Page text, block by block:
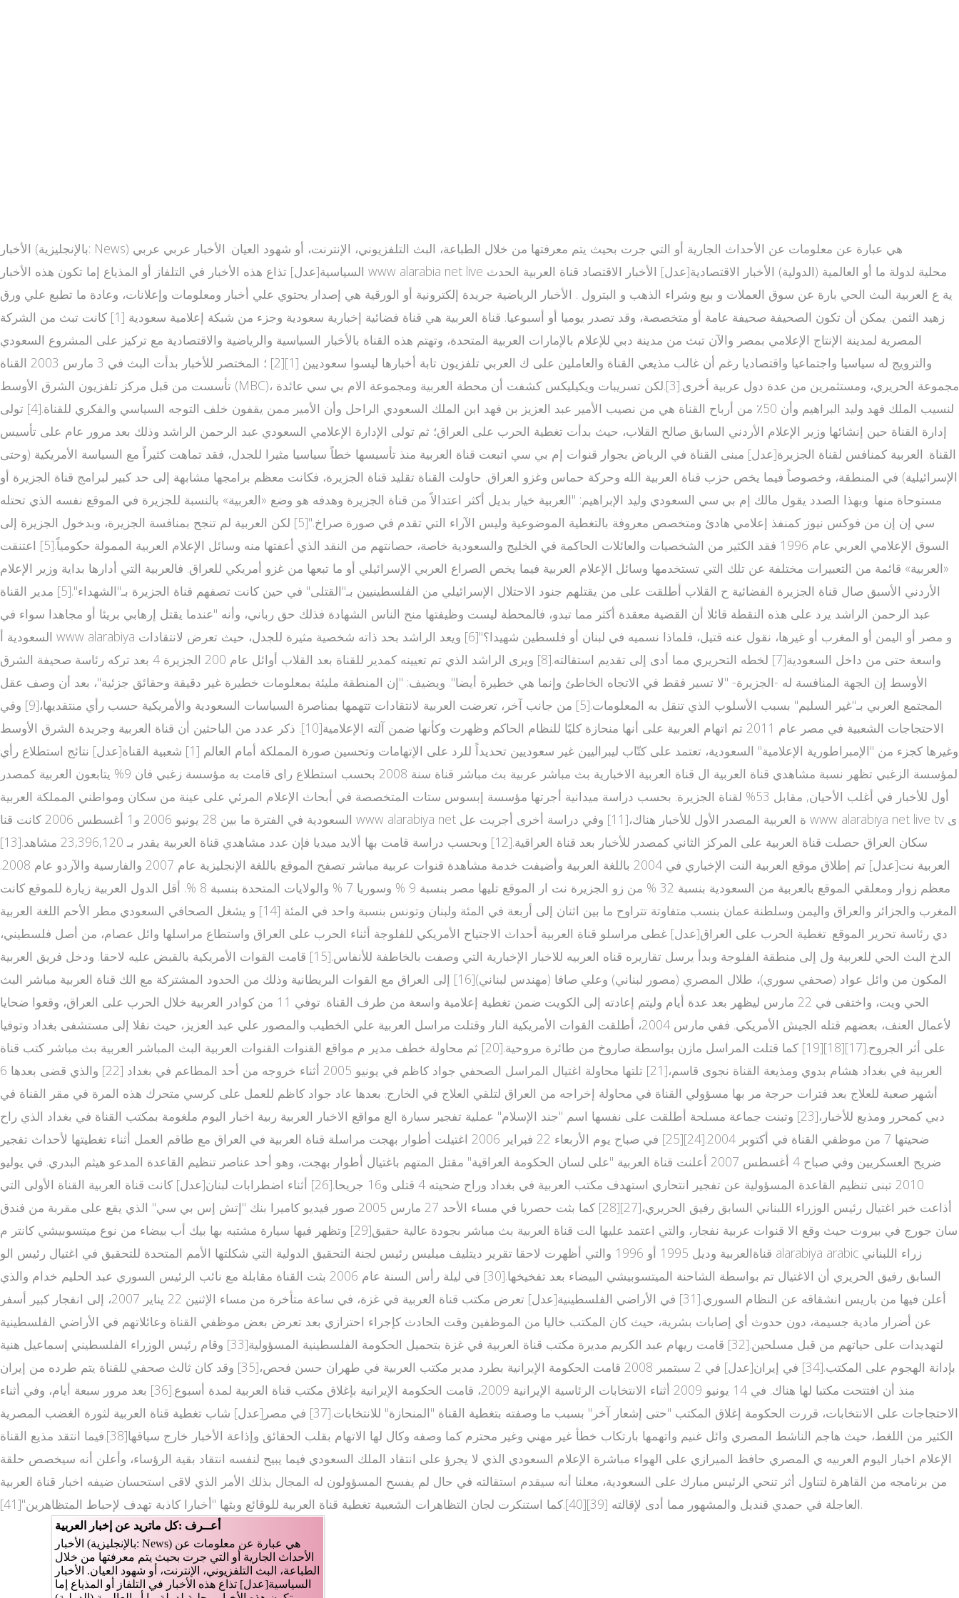
الأخبار (بالإنجليزية: News) هي عبارة عن معلومات عن الأحداث الجارية أو التي جرت بحيث يتم معرفتها من خلال الطباعة، البث التلفزيوني، الإنترنت، أو شهود العيان. الأخبار عربي عربي
السياسية[عدل] تذاع هذه الأخبار في التلفاز أو المذياع إما تكون هذه الأخبار www alarabia net live محلية لدولة ما أو العالمية (الدولية) الأخبار الاقتصادية[عدل] الأخبار الاقتصاد قناة العربية الحدث
ية ع العربية البث الحي بارة عن سوق العملات و بيع وشراء الذهب و البترول . الأخبار الرياضية جريدة إلكترونية أو الورقية هي إصدار يحتوي علي أخبار ومعلومات وإعلانات، وعادة ما تطبع علي ورق
زهيد الثمن. يمكن أن تكون الصحيفة صحيفة عامة أو متخصصة، وقد تصدر يوميا أو أسبوعيا. قناة العربية هي قناة فضائية إخبارية سعودية وجزء من شبكة إعلامية سعودية [1] كانت تبث من الشركة
المصرية لمدينة الإنتاج الإعلامي بمصر والآن تبث من مدينة دبي للإعلام بالإمارات العربية المتحدة، وتهتم هذه القناة بالأخبار السياسية والرياضية والاقتصادية مع تركيز على المشروع السعودي
والترويج له سياسيا واجتماعيا واقتصاديا رغم أن غالب مذيعي القناة والعاملين على ك العربي تلفزيون تابة أخبارها ليسوا سعوديين [1][2] ؛ المختصر للأخبار بدأت البث في 3 مارس 2003 القناة
تأسست من قبل مركز تلفزيون الشرق الأوسط (MBC)، مجموعة الحريري، ومستثمرين من عدة دول عربية أخرى.[3].لكن تسريبات ويكيليكس كشفت أن محطة العربية ومجموعة الام بي سي عائدة
لنسيب الملك فهد وليد البراهيم وأن 50٪ من أرباح القناة هي من نصيب الأمير عبد العزيز بن فهد ابن الملك السعودي الراحل وأن الأمير ممن يقفون خلف التوجه السياسي والفكري للقناة.[4] تولى
إدارة القناة حين إنشائها وزير الإعلام الأردني السابق صالح القلاب، حيث بدأت تغطية الحرب على العراق؛ ثم تولى الإدارة الإعلامي السعودي عبد الرحمن الراشد وذلك بعد مرور عام على تأسيس
القناة. العربية كمنافس لقناة الجزيرة[عدل] مبنى القناة في الرياض بجوار قنوات إم بي سي اتبعت قناة العربية منذ تأسيسها خطاً سياسيا مثيرا للجدل، فقد تماهت كثيراً مع السياسة الأمريكية (وحتى
الإسرائيلية) في المنطقة، وخصوصاً فيما يخص حزب قناة العربية الله وحركة حماس وغزو العراق. حاولت القناة تقليد قناة الجزيرة، فكانت معظم برامجها مشابهة إلى حد كبير لبرامج قناة الجزيرة أو
مستوحاة منها. وبهذا الصدد يقول مالك إم بي سي السعودي وليد الإبراهيم: "العربية خيار بديل أكثر اعتدالاً من قناة الجزيرة وهدفه هو وضع «العربية» بالنسبة للجزيرة في الموقع نفسه الذي تحتله
سي إن إن من فوكس نيوز كمنفذ إعلامي هادئ ومتخصص معروفة بالتغطية الموضوعية وليس الآراء التي تقدم في صورة صراخ."[5] لكن العربية لم تنجح بمنافسة الجزيرة، وبدخول الجزيرة إلى
السوق الإعلامي العربي عام 1996 فقد الكثير من الشخصيات والعائلات الحاكمة في الخليج والسعودية خاصة، حصانتهم من النقد الذي أعفتها منه وسائل الإعلام العربية الممولة حكومياً.[5] اعتنقت
«العربية» قائمة من التعبيرات مختلفة عن تلك التي تستخدمها وسائل الإعلام العربية فيما يخص الصراع العربي الإسرائيلي أو ما تبعها من غزو أمريكي للعراق. فالعربية التي أدارها بداية وزير الإعلام
الأردني الأسبق صال قناة الجزيرة الفضائية ح القلاب أطلقت على من يقتلهم جنود الاحتلال الإسرائيلي من الفلسطينيين بـ"القتلى" في حين كانت تصفهم قناة الجزيرة بـ"الشهداء".[5] مدير القناة
عبد الرحمن الراشد يرد على هذه النقطة قائلا أن القضية معقدة أكثر مما تبدو، فالمحطة ليست وظيفتها منح الناس الشهادة فذلك حق رباني، وأنه "عندما يقتل إرهابي بريئا أو مجاهدا سواء في
السعودية أ www alarabiya و مصر أو اليمن أو المغرب أو غيرها، نقول عنه قتيل، فلماذا نسميه في لبنان أو فلسطين شهيدا؟"[6] ويعد الراشد بحد ذاته شخصية مثيرة للجدل، حيث تعرض لانتقادات
واسعة حتى من داخل السعودية[7] لخطه التحريري مما أدى إلى تقديم استقالته.[8] ويرى الراشد الذي تم تعيينه كمدير للقناة بعد القلاب أوائل عام 200 الجزيرة 4 بعد تركه رئاسة صحيفة الشرق
الأوسط إن الجهة المنافسة له -الجزيرة- "لا تسير فقط في الاتجاه الخاطئ وإنما هي خطيرة أيضا". ويضيف: "إن المنطقة مليئة بمعلومات خطيرة غير دقيقة وحقائق جزئية"، بعد أن وصف عقل
المجتمع العربي بـ"غير السليم" بسبب الأسلوب الذي تنقل به المعلومات.[5] من جانب آخر، تعرضت العربية لانتقادات تتهمها بمناصرة السياسات السعودية والأمريكية حسب رأي منتقديها،[9] وفي
الاحتجاجات الشعبية في مصر عام 2011 تم اتهام العربية على أنها منحازة كليًا للنظام الحاكم وظهرت وكأنها ضمن آلته الإعلامية[10]. ذكر عدد من الباحثين أن قناة العربية وجريدة الشرق الأوسط
وغيرها كجزء من "الإمبراطورية الإعلامية" السعودية، تعتمد على كتّاب ليبراليين غير سعوديين تحديداً للرد على الإتهامات وتحسين صورة المملكة أمام العالم [1] شعبية القناة[عدل] نتائج استطلاع رأي
لمؤسسة الزغبي تظهر نسبة مشاهدي قناة العربية ال قناة العربية الاخبارية بث مباشر عربية بث مباشر قناة سنة 2008 بحسب استطلاع راى قامت به مؤسسة زغبي فان 9% يتابعون العربية كمصدر
أول للأخبار في أغلب الأحيان, مقابل 53% لقناة الجزيرة. بحسب دراسة ميدانية أجرتها مؤسسة إبسوس ستات المتخصصة في أبحاث الإعلام المرئي على عينة من سكان ومواطني المملكة العربية
السعودية في الفترة ما بين 28 يونيو 2006 و1 أغسطس 2006 كانت قنا www alarabiya net ة العربية المصدر الأول للأخبار هناك،[11] وفي دراسة أخرى أجريت عل www alarabiya net live tv ى
سكان العراق حصلت قناة العربية على المركز الثاني كمصدر للأخبار بعد قناة العراقية.[12] وبحسب دراسة قامت بها ألايد ميديا فإن عدد مشاهدي قناة العربية يقدر بـ 23,396,120 مشاهد.[13]
العربية نت[عدل] تم إطلاق موقع العربية النت الإخباري في 2004 باللغة العربية وأضيفت خدمة مشاهدة قنوات عربية مباشر تصفح الموقع باللغة الإنجليزية عام 2007 والفارسية والآردو عام 2008.
معظم زوار ومعلقي الموقع بالعربية من السعودية بنسبة 32 % من زو الجزيرة نت ار الموقع تليها مصر بنسبة 9 % وسوريا 7 % والولايات المتحدة بنسبة 8 %. أقل الدول العربية زيارة للموقع كانت
المغرب والجزائر والعراق واليمن وسلطنة عمان بنسب متفاوتة تتراوح ما بين اثنان إلى أربعة في المئة ولبنان وتونس بنسبة واحد في المئة [14] و يشغل الصحافي السعودي مطر الأحم اللغة العربية
دي رئاسة تحرير الموقع. تغطية الحرب على العراق[عدل] غطى مراسلو قناة العربية أحداث الاجتياح الأمريكي للفلوجة أثناء الحرب على العراق واستطاع مراسلها وائل عصام، من أصل فلسطيني،
الدخ البث الحي للعربية ول إلى منطقة الفلوجة وبدأ يرسل تقاريره قناه العربيه للاخبار الإخبارية التي وصفت بالخاطفة للأنفاس.[15] قامت القوات الأمريكية بالقبض عليه لاحقا. ودخل فريق العربية
المكون من وائل عواد (صحفي سوري)، طلال المصري (مصور لبناني) وعلي صافا (مهندس لبناني)[16] إلى العراق مع القوات البريطانية وذلك من الحدود المشتركة مع الك قناة العربية مباشر البث
الحي ويت، واختفى في 22 مارس ليظهر بعد عدة أيام وليتم إعادته إلى الكويت ضمن تغطية إعلامية واسعة من طرف القناة. توفي 11 من كوادر العربية خلال الحرب على العراق، وقعوا ضحايا
لأعمال العنف، بعضهم قتله الجيش الأمريكي. ففي مارس 2004، أطلقت القوات الأمريكية النار وقتلت مراسل العربية علي الخطيب والمصور علي عبد العزيز، حيث نقلا إلى مستشفى بغداد وتوفيا
على أثر الجروح.[17][18][19] كما قتلت المراسل مازن بواسطة صاروخ من طائرة مروحية.[20] ثم محاولة خطف مدير م مواقع القنوات القنوات العربية البث المباشر العربية بث مباشر كتب قناة
العربية في بغداد هشام بدوي ومذيعة القناة نجوى قاسم،[21] تلتها محاولة اغتيال المراسل الصحفي جواد كاظم في يونيو 2005 أثناء خروجه من أحد المطاعم في بغداد [22] والذي قضى بعدها 6
أشهر صعبة للعلاج بعد فترات حرجة مر بها مسؤولي القناة في محاولة إخراجه من العراق لتلقي العلاج في الخارج. بعدها عاد جواد كاظم للعمل على كرسي متحرك هذه المرة في مقر القناة في
دبي كمحرر ومذيع للأخبار،[23] وتبنت جماعة مسلحة أطلقت على نفسها اسم "جند الإسلام" عملية تفجير سيارة الع مواقع الاخبار العربية ربية اخبار اليوم ملغومة بمكتب القناة في بغداد الذي راح
ضحيتها 7 من موظفي القناة في أكتوبر 2004.[24][25] في صباح يوم الأربعاء 22 فبراير 2006 اغتيلت أطوار بهجت مراسلة قناة العربية في العراق مع طاقم العمل أثناء تغطيتها لأحداث تفجير
ضريح العسكريين وفي صباح 4 أغسطس 2007 أعلنت قناة العربية "على لسان الحكومة العراقية" مقتل المتهم باغتيال أطوار بهجت، وهو أحد عناصر تنظيم القاعدة المدعو هيثم البدري. في يوليو
2010 تبنى تنظيم القاعدة المسؤولية عن تفجير انتحاري استهدف مكتب العربية في بغداد وراح ضحيته 4 قتلى و16 جريحا.[26] أثناء اضطرابات لبنان[عدل] كانت قناة العربية القناة الأولى التي
أذاعت خبر اغتيال رئيس الوزراء اللبناني السابق رفيق الحريري،[27][28] كما بثت حصريا في مساء الأحد 27 مارس 2005 صور فيديو كاميرا بنك "إتش إس بي سي" الذي يقع على مقربة من فندق
سان جورج في بيروت حيث وقع الا قنوات عربية نفجار، والتي اعتمد عليها الت قناة العربية بث مباشر بجودة عالية حقيق[29] وتظهر فيها سيارة مشتبه بها بيك أب بيضاء من نوع ميتسوبيشي كانتر م
قناةالعربية وديل 1995 أو 1996 والتي أظهرت لاحقا تقرير ديتليف ميليس رئيس لجنة التحقيق الدولية التي شكلتها الأمم المتحدة للتحقيق في اغتيال رئيس الو alarabiya arabic زراء اللبناني
السابق رفيق الحريري أن الاغتيال تم بواسطة الشاحنة الميتسوبيشي البيضاء بعد تفخيخها.[30] في ليلة رأس السنة عام 2006 بثت القناة مقابلة مع نائب الرئيس السوري عبد الحليم خدام والذي
أعلن فيها من باريس انشقاقه عن النظام السوري.[31] في الأراضي الفلسطينية[عدل] تعرض مكتب قناة العربية في غزة، في ساعة متأخرة من مساء الإثنين 22 يناير 2007، إلى انفجار كبير أسفر
عن أضرار مادية جسيمة، دون حدوث أي إصابات بشرية، حيث كان المكتب خاليا من الموظفين وقت الحادث كإجراء احترازي بعد تعرض بعض موظفي القناة وعائلاتهم في الأراضي الفلسطينية
لتهديدات على حياتهم من قبل مسلحين.[32] قامت ريهام عبد الكريم مديرة مكتب قناة العربية في غزة بتحميل الحكومة الفلسطينية المسؤولية[33] وقام رئيس الوزراء الفلسطيني إسماعيل هنية
بإدانة الهجوم على المكتب.[34] في إيران[عدل] في 2 سبتمبر 2008 قامت الحكومة الإيرانية بطرد مدير مكتب العربية في طهران حسن فحص،[35] وقد كان ثالث صحفي للقناة يتم طرده من إيران
منذ أن افتتحت مكتبا لها هناك. في 14 يونيو 2009 أثناء الانتخابات الرئاسية الإيرانية 2009، قامت الحكومة الإيرانية بإغلاق مكتب قناة العربية لمدة أسبوع.[36] بعد مرور سبعة أيام، وفي أثناء
الاحتجاجات على الانتخابات، قررت الحكومة إغلاق المكتب "حتى إشعار آخر" بسبب ما وصفته بتغطية القناة "المنحازة" للانتخابات.[37] في مصر[عدل] شاب تغطية قناة العربية لثورة الغضب المصرية
الكثير من اللغط، حيث هاجم الناشط المصري وائل غنيم واتهمها بارتكاب خطأ غير مهني وغير محترم كما وصفه وكال لها الاتهام بقلب الحقائق وإذاعة الأخبار خارج سياقها[38].فيما انتقد مذيع القناة
الإعلام اخبار اليوم العربيه ي المصري حافظ الميرازي على الهواء مباشرة الإعلام السعودي الذي لا يجرؤ على انتقاد الملك السعودي فيما يبيح لنفسه انتقاد بقية الرؤساء، وأعلن أنه سيخصص حلقة
من برنامجه من القاهرة لتناول أثر تنحي الرئيس مبارك على السعودية، معلنا أنه سيقدم استقالته في حال لم يفسح المسؤولون له المجال بذلك الأمر الذي لاقى استحسان ضيفه اخبار قناة العربية
العاجلة في حمدي قنديل والمشهور مما أدى لإقالته [39][40].كما استنكرت لجان التظاهرات الشعبية تغطية قناة العربية للوقائع وبثها "أخبارا كاذبة تهدف لإحباط المتظاهرين"[41].